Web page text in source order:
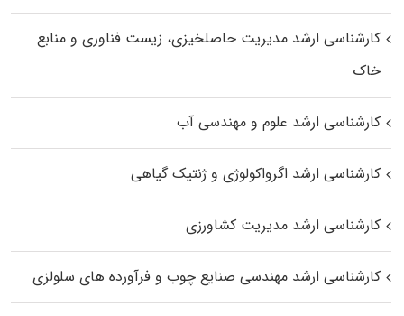
کارشناسی ارشد مدیریت حاصلخیزی، زیست فناوری و منابع
خاک
کارشناسی ارشد علوم و مهندسی آب
کارشناسی ارشد اگرواکولوژی و ژنتیک گیاهی
کارشناسی ارشد مدیریت کشاورزی
کارشناسی ارشد مهندسی صنایع چوب و فرآورده‌ های سلولزی